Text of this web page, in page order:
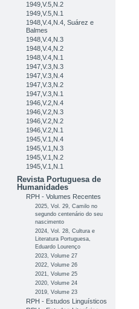
1949,V.5,N.2
1949,V.5,N.1
1948,V.4,N.4, Suárez e
Balmes
1948,V.4,N.3
1948,V.4,N.2
1948,V.4,N.1
1947,V.3,N.3
1947,V.3,N.4
1947,V.3,N.2
1947,V.3,N.1
1946,V.2,N.4
1946,V.2,N.3
1946,V.2,N.2
1946,V.2,N.1
1945,V.1,N.4
1945,V.1,N.3
1945,V.1,N.2
1945,V.1,N.1
Revista Portuguesa de
Humanidades
RPH - Volumes Recentes
2025, Vol. 29, Camilo no
segundo centenário do seu
nascimento
2024, Vol. 28, Cultura e
Literatura Portuguesa,
Eduardo Lourenço
2023, Volume 27
2022, Volume 26
2021, Volume 25
2020, Volume 24
2019, Volume 23
RPH - Estudos Linguísticos